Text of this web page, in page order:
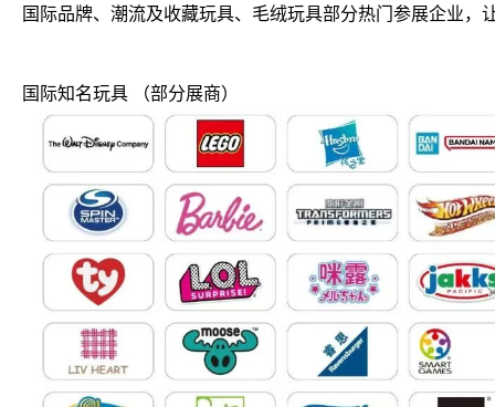
国际品牌、潮流及收藏玩具、毛绒玩具部分热门参展企业，
国际知名玩具 （部分展商）